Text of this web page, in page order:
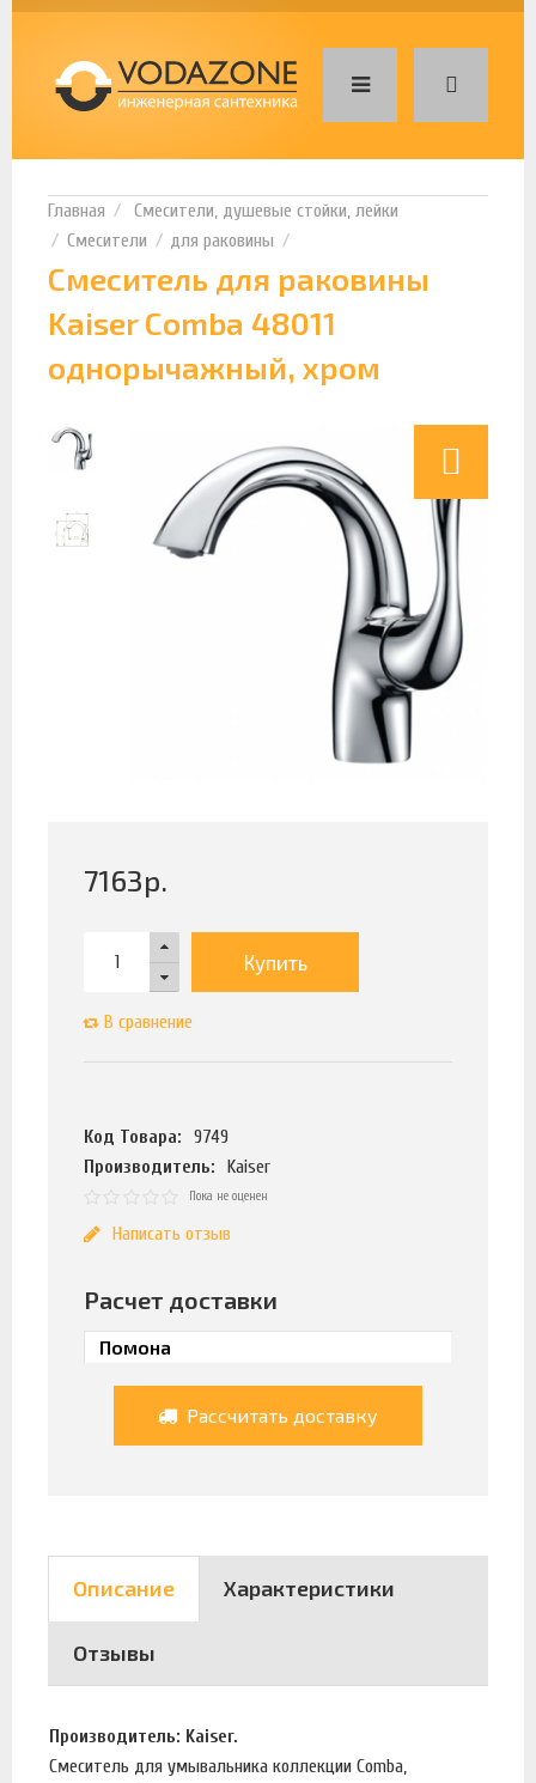
Смесители, душевые стойки, лейки
Смесители
для раковины
Смеситель для раковины
Kaiser Comba 48011
однорычажный, хром
7163р.
Купить
В сравнение
Код Товара:
9749
Производитель:
Kaiser
Пока не оценен
Написать отзыв
Расчет доставки
Рассчитать доставку
Описание Характеристики
Отзывы
Производитель: Kaiser.
Смеситель для умывальника коллекции Comba,